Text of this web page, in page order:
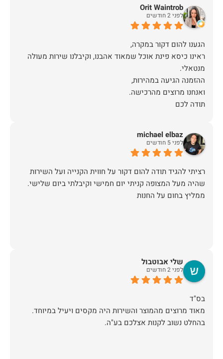
Orit Waintrob
לפני 2 חודשים
ראינו כיסא פינת אוכל שמאוד אהבנו, וקיבלנו שירות מעולה
תודה לכם
michael elbaz
לפני 5 חודשים
רציתי להגיד תודה להום דקור על חווית הקנייה ועל השירות
שהיה מעל המצופה קניתי יום חמישי וקיבלתי ביום שלישי.
ממליץ בחום על החנות
שלי אבוטבול
לפני 2 חודשים
מאוד מרוצים מהמוצר והשירות היה מקסים ויעיל במיוחד.
בהחלט נשוב לקנות אצלכם בע"ה.